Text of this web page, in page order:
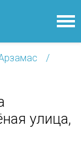
улица,